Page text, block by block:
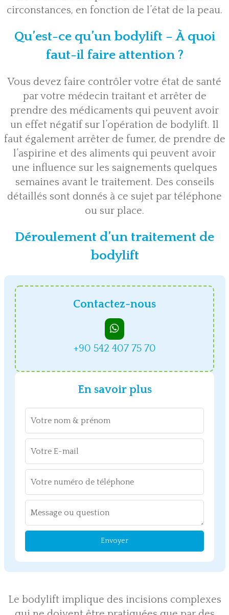
circonstances, en fonction de l’état de la peau.
Qu’est-ce qu’un bodylift – À quoi
faut-il faire attention ?
Vous devez faire contrôler votre état de santé
par votre médecin traitant et arrêter de
prendre des médicaments qui peuvent avoir
un effet négatif sur l’opération de bodylift. Il
faut également arrêter de fumer, de prendre de
l’aspirine et des aliments qui peuvent avoir
une influence sur les saignements quelques
semaines avant le traitement. Des conseils
détaillés sont donnés à ce sujet par téléphone
ou sur place.
Déroulement d’un traitement de
bodylift
Contactez-nous
+90 542 407 75 70
En savoir plus
Envoyer
Le bodylift implique des incisions complexes